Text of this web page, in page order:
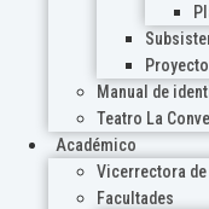
Manual de
Teatro La
Académico
Vicerrectora de
Facultades